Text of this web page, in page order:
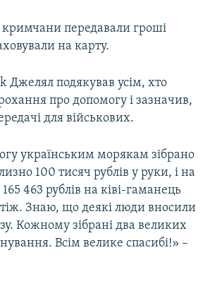
кримчани передавали гроші
на карту.
Джелял подякував усім, хто
про допомогу і зазначив,
для військових.
українським морякам зібрано
100 тисяч рублів у руки, і на
463 рублів на ківі-гаманець
Знаю, що деякі люди вносили
Кожному зібрані два великих
Всім велике спасибі!» –